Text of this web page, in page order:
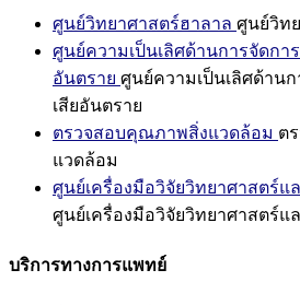
ศูนย์วิทยาศาสตร์ฮาลาล ศูนย์วิท
ศูนย์ความเป็นเลิศด้านการจัดกา
อันตราย ศูนย์ความเป็นเลิศด้าน
เสียอันตราย
ตรวจสอบคุณภาพสิ่งแวดล้อม ต
แวดล้อม
ศูนย์เครื่องมือวิจัยวิทยาศาสตร์แ
ศูนย์เครื่องมือวิจัยวิทยาศาสตร์แ
บริการทางการแพทย์